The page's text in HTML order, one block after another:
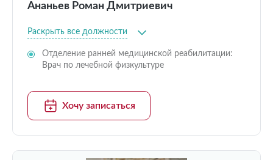
Ананьев Роман Дмитриевич
Раскрыть все должности
Отделение ранней медицинской реабилитации:
Врач по лечебной физкультуре
Хочу записаться